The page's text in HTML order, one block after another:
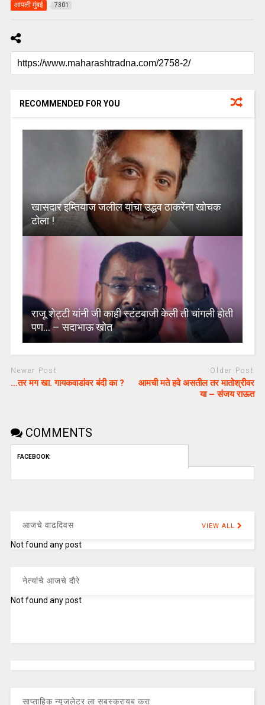
आपली मुंबई 7301
RECOMMENDED FOR YOU
खासदार इम्तियाज जलील यांचा उद्धव ठाकरेंना खोचक
टोला !
राजू शेट्टी यांनी जी काही स्टंटबाजी केली ती चांगली होती
पण… – सदाभाऊ खोत
Newer Post
…तर मग खा. गायकवाडांवर बंदी का ?
Older Post
आमची मते हवे असतील तर मातोश्रीवर
या – संजय राऊत
COMMENTS
FACEBOOK:
आजचे वाढदिवस VIEW ALL
Not found any post
नेत्यांचे आजचे दौरे
Not found any post
साप्ताहिक न्यूजलेटर ला सबस्क्रायब करा